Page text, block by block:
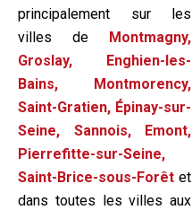
principalement sur les
villes de Montmagny,
Groslay, Enghien-les-
Bains, Montmorency,
Saint-Gratien, Épinay-sur-
Seine, Sannois, Emont,
Pierrefitte-sur-Seine,
Saint-Brice-sous-Forêt et
dans toutes les villes aux